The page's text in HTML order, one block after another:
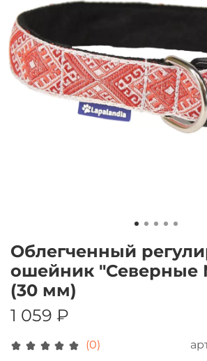
(0)
Облегченный
ошейник "Северные
(30 мм)
1 059 ₽